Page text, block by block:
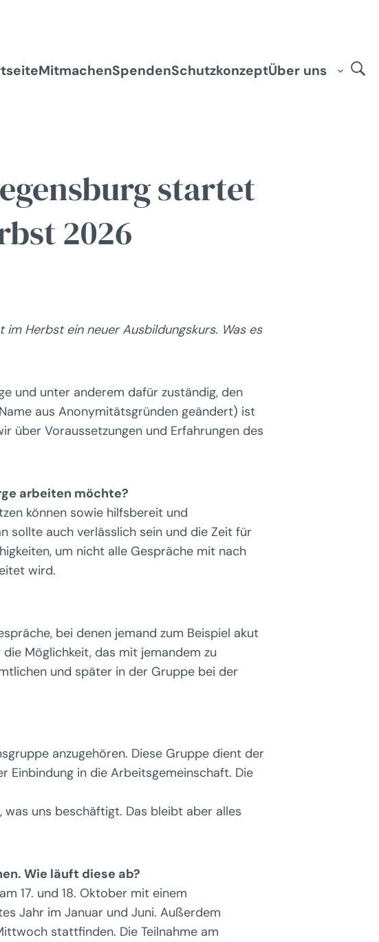
MitmachenSpendenSchutzkonzeptÜber uns
startet
2026
Herbst ein neuer Ausbildungskurs. Was es
und unter anderem dafür zuständig, den
aus Anonymitätsgründen geändert) ist
über Voraussetzungen und Erfahrungen des
arbeiten möchte?
können sowie hilfsbereit und
sollte auch verlässlich sein und die Zeit für
um nicht alle Gespräche mit nach
wird.
bei denen jemand zum Beispiel akut
Möglichkeit, das mit jemandem zu
und später in der Gruppe bei der
anzugehören. Diese Gruppe dient der
Einbindung in die Arbeitsgemeinschaft. Die
was uns beschäftigt. Das bleibt aber alles
Wie läuft diese ab?
17. und 18. Oktober mit einem
Jahr im Januar und Juni. Außerdem
stattfinden. Die Teilnahme am